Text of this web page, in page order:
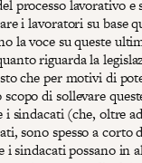
processo lavorativo e
i lavoratori su base
la voce su queste
riguarda la
che per motivi di
di sollevare
sindacati (che, oltre
sono spesso a corto
i sindacati possano in